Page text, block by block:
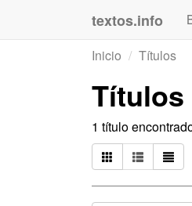
textos.info
Inicio
Títulos
Títulos
1 título